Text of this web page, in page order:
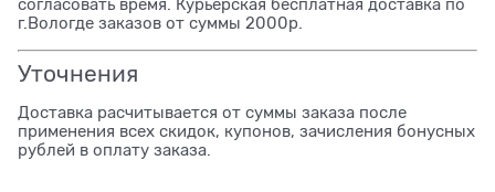
согласовать время. Курьерская бесплатная доставка по
г.Вологде заказов от суммы 2000р.
Уточнения
Доставка расчитывается от суммы заказа после
применения всех скидок, купонов, зачисления бонусных
рублей в оплату заказа.